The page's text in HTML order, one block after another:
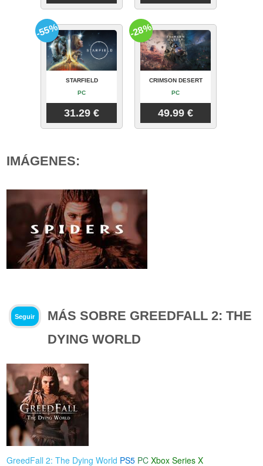
STARFIELD
PC
31.29 €
-55%
CRIMSON DESERT
PC
49.99 €
-28%
IMÁGENES:
Seguir
MÁS SOBRE GREEDFALL 2: THE
DYING WORLD
GreedFall 2: The Dying World PS5 PC Xbox Series X